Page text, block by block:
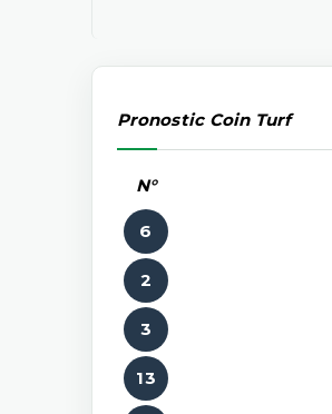
Pronostic Coin Turf
N°
6
2
3
13